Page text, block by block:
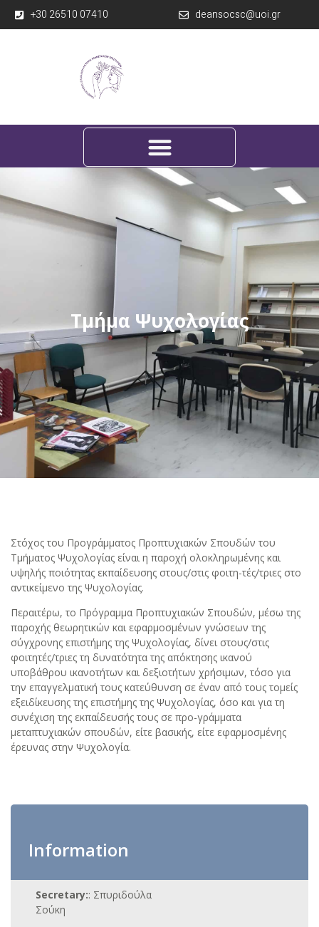
+30 26510 07410 deansocsc@uoi.gr
Τμήμα Ψυχολογίας
Στόχος του Προγράμματος Προπτυχιακών Σπουδών του
Τμήματος Ψυχολογίας είναι η παροχή ολοκληρωμένης και
υψηλής ποιότητας εκπαίδευσης στους/στις φοιτη-τές/τριες στο
αντικείμενο της Ψυχολογίας.
Περαιτέρω, το Πρόγραμμα Προπτυχιακών Σπουδών, μέσω της
παροχής θεωρητικών και εφαρμοσμένων γνώσεων της
σύγχρονης επιστήμης της Ψυχολογίας, δίνει στους/στις
φοιτητές/τριες τη δυνατότητα της απόκτησης ικανού
υποβάθρου ικανοτήτων και δεξιοτήτων χρήσιμων, τόσο για
την επαγγελματική τους κατεύθυνση σε έναν από τους τομείς
εξειδίκευσης της επιστήμης της Ψυχολογίας, όσο και για τη
συνέχιση της εκπαίδευσής τους σε προ-γράμματα
μεταπτυχιακών σπουδών, είτε βασικής, είτε εφαρμοσμένης
έρευνας στην Ψυχολογία.
Information
Secretary:: Σπυριδούλα
Σούκη